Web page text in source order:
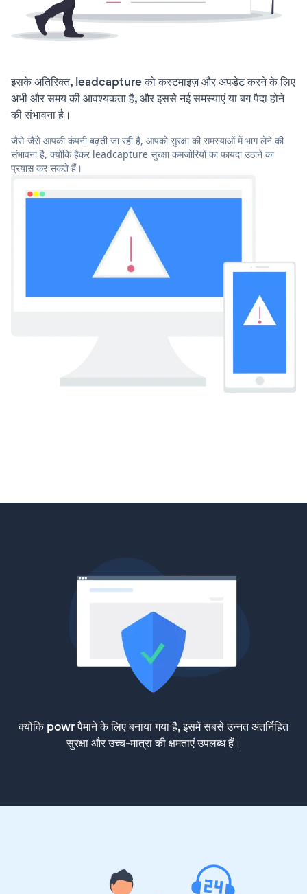
इसके अतिरिक्त, leadcapture को कस्टमाइज़ और अपडेट करने के लिए
अभी और समय की आवश्यकता है, और इससे नई समस्याएं या बग पैदा होने
की संभावना है।
जैसे-जैसे आपकी कंपनी बढ़ती जा रही है, आपको सुरक्षा की समस्याओं में भाग लेने की
संभावना है, क्योंकि हैकर leadcapture सुरक्षा कमजोरियों का फायदा उठाने का
प्रयास कर सकते हैं।
क्योंकि powr पैमाने के लिए बनाया गया है, इसमें सबसे उन्नत अंतर्निहित
सुरक्षा और उच्च-मात्रा की क्षमताएं उपलब्ध हैं।